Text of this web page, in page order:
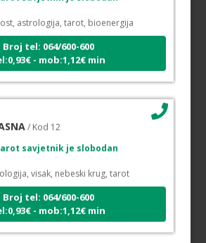
astrologija, tarot, bioenergija
Broj tel: 064/600-600
- mob:1,12€ min
savjetnik je slobodan
visak, nebeski krug, tarot
Broj tel: 064/600-600
- mob:1,12€ min